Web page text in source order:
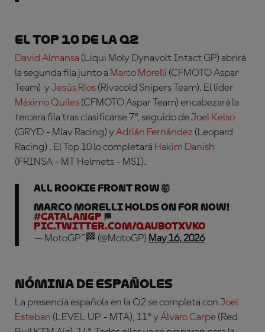
El Top 10 de la Q2
David Almansa (Liqui Moly Dynavolt Intact GP) abrirá
la segunda fila junto a Marco Morelli (CFMOTO Aspar
Team) yJesús Ríos (Rivacold Snipers Team). El líder
Máximo Quiles (CFMOTO Aspar Team) encabezará la
tercera fila tras clasificarse 7º, seguido deJoel Kelso
(GRYD - Mlav Racing) yAdrián Fernández (Leopard
Racing) . El Top 10 lo completará Hakim Danish
(FRINSA - MT Helmets - MSI).
ALL ROOKIE FRONT ROW 🤯
Marco Morelli holds on for now!
#CatalanGP 🏁
pic.twitter.com/qAUbOtXVkO
— MotoGP™🏁 (@MotoGP) May 16, 2026
Nómina de españoles
La presencia española en la Q2 se completa con Joel
Esteban (LEVEL UP - MTA), 11º yÁlvaro Carpe (Red